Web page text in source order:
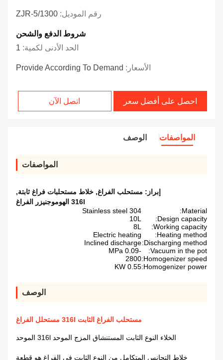
رقم الموديل: ZJR-5/1300
شروط الدفع والشحن
الحد الأدنى لكمية: 1
الأسعار: Provide According To Demand
احصل على أفضل سعر اتصل الآن
المواصفات الوصف
المواصفات
إبراز: مستحلب الفراغ, خلاط مستحلبات فراغ ثابتة,
316l الهوموجنيزر الفراغ
Material:
Stainless steel 304
Design capacity:
10L
Working capacity:
8L
Heating method:
Electric heating
Discharging method:
Inclined discharge
Vacuum in the pot:
-0.09 MPa
Homogenizer speed:
2800
Homogenizer power:
0.55 KW
الوصف
مستحلب الفراغ الثابت 316l مستحلل الفراغ
الخلاء النوع الثابت المستنشاق المزج الموحد 316l الموحد
خلاط التجانس المتكامل من النوع الثابت في الفراغ هو قطعة